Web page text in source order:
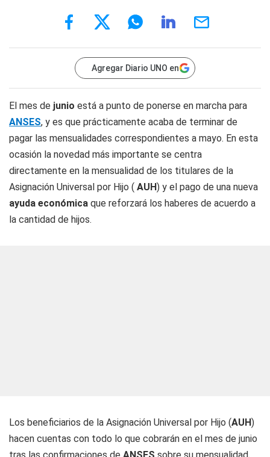
Agregar Diario UNO en
El mes de junio está a punto de ponerse en marcha para
ANSES, y es que prácticamente acaba de terminar de
pagar las mensualidades correspondientes a mayo. En esta
ocasión la novedad más importante se centra
directamente en la mensualidad de los titulares de la
Asignación Universal por Hijo ( AUH) y el pago de una nueva
ayuda económica que reforzará los haberes de acuerdo a
la cantidad de hijos.
Los beneficiarios de la Asignación Universal por Hijo (AUH)
hacen cuentas con todo lo que cobrarán en el mes de junio